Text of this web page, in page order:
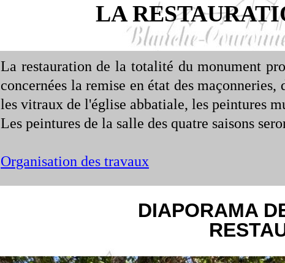
La restauration de la totalité du monument
concernées la remise en état des
les vitraux de l'église abbatiale, les peintures
Les peintures de la salle des quatre saisons
Organisation des travaux
DIAPORAMA
LA